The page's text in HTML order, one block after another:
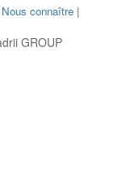
Nous connaître |
GROUP